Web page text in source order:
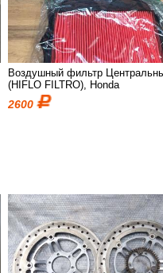
Воздушный фильтр
(HIFLO FILTRO), Honda
2600